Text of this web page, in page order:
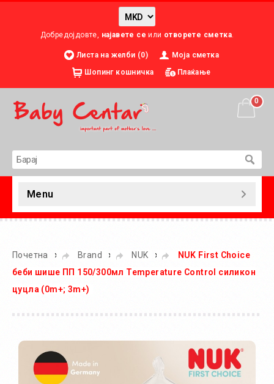
Добредојдовте, најавете се или отворете сметка.
Листа на желби (0)
Моја сметка
Шопинг кошничка
Плаќање
0
Menu
Почетна » Brand » NUK »
NUK First Choice
беби шише ПП 150/300мл Temperature Control силикон
цуцла (0m+; 3m+)